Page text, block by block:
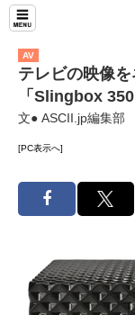
AV
テレビの映像
「Slingbox
文● ASCII.jp編集部
[PC表示へ]